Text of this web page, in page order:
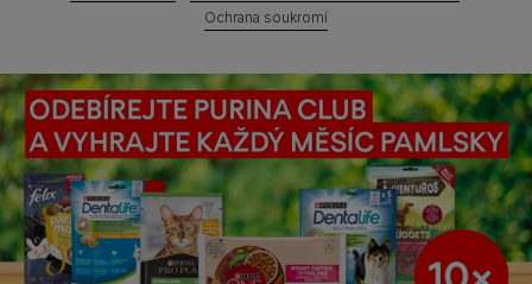
Ochrana soukromí
Zpráva Nestlé o genderových mzdových rozdílech
Mapa webových stránek